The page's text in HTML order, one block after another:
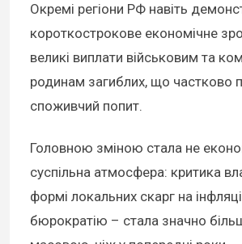
Окремі регіони РФ навіть
короткострокове економічне
великі виплати військовим та
родинам загиблих, що частково
споживчий попит.
Головною зміною стала не
суспільна атмосфера: критика
формі локальних скарг на
бюрократію – стала значно